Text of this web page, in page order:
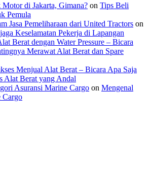
Motor di Jakarta, Gimana? on Tips Beli
Pemula
Jasa Pemeliharaan dari United Tractors on
Keselamatan Pekerja di Lapangan
Berat dengan Water Pressure – Bicara
Merawat Alat Berat dan Spare
Menjual Alat Berat – Bicara Apa Saja
Alat Berat yang Andal
Asuransi Marine Cargo on Mengenal
Cargo